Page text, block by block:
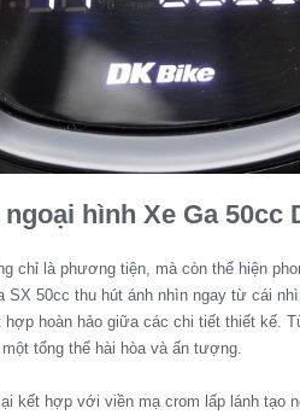
hình Xe Ga 50cc
chỉ là phương tiện, mà còn thể hiện
SX 50cc thu hút ánh nhìn ngay từ cái
hoàn hảo giữa các chi tiết thiết kế.
tổng thể hài hòa và ấn tượng.
kết hợp với viền mạ crom lấp lánh tạo